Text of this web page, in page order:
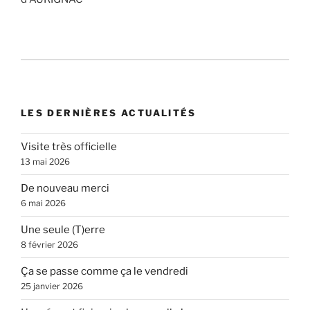
LES DERNIÈRES ACTUALITÉS
Visite très officielle
13 mai 2026
De nouveau merci
6 mai 2026
Une seule (T)erre
8 février 2026
Ça se passe comme ça le vendredi
25 janvier 2026